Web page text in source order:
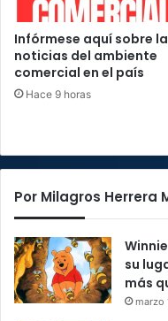
Infórmese aquí sobre
noticias del ambiente
comercial en el país
Hace 9 horas
Por Milagros Herrera
su
más
marzo